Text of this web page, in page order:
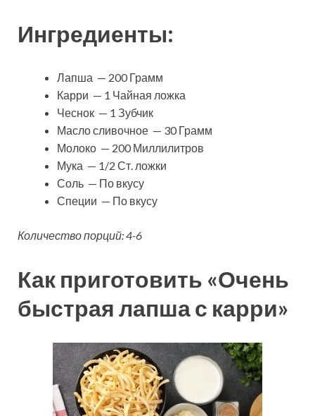
Ингредиенты:
Лапша — 200 Грамм
Карри — 1 Чайная ложка
Чеснок — 1 Зубчик
Масло сливочное — 30 Грамм
Молоко — 200 Миллилитров
Мука — 1/2 Ст. ложки
Соль — По вкусу
Специи — По вкусу
Количество порций: 4-6
Как приготовить «Очень
быстрая лапша с карри»